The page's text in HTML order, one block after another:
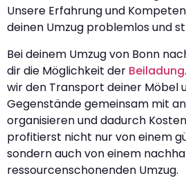
Unsere Erfahrung und
deinen Umzug problemlos und
Bei deinem Umzug von Bonn
dir die Möglichkeit der Beiladung
wir den Transport deiner Möbel
Gegenstände gemeinsam mit
organisieren und dadurch
profitierst nicht nur von einem
sondern auch von einem
ressourcenschonenden Umzug.